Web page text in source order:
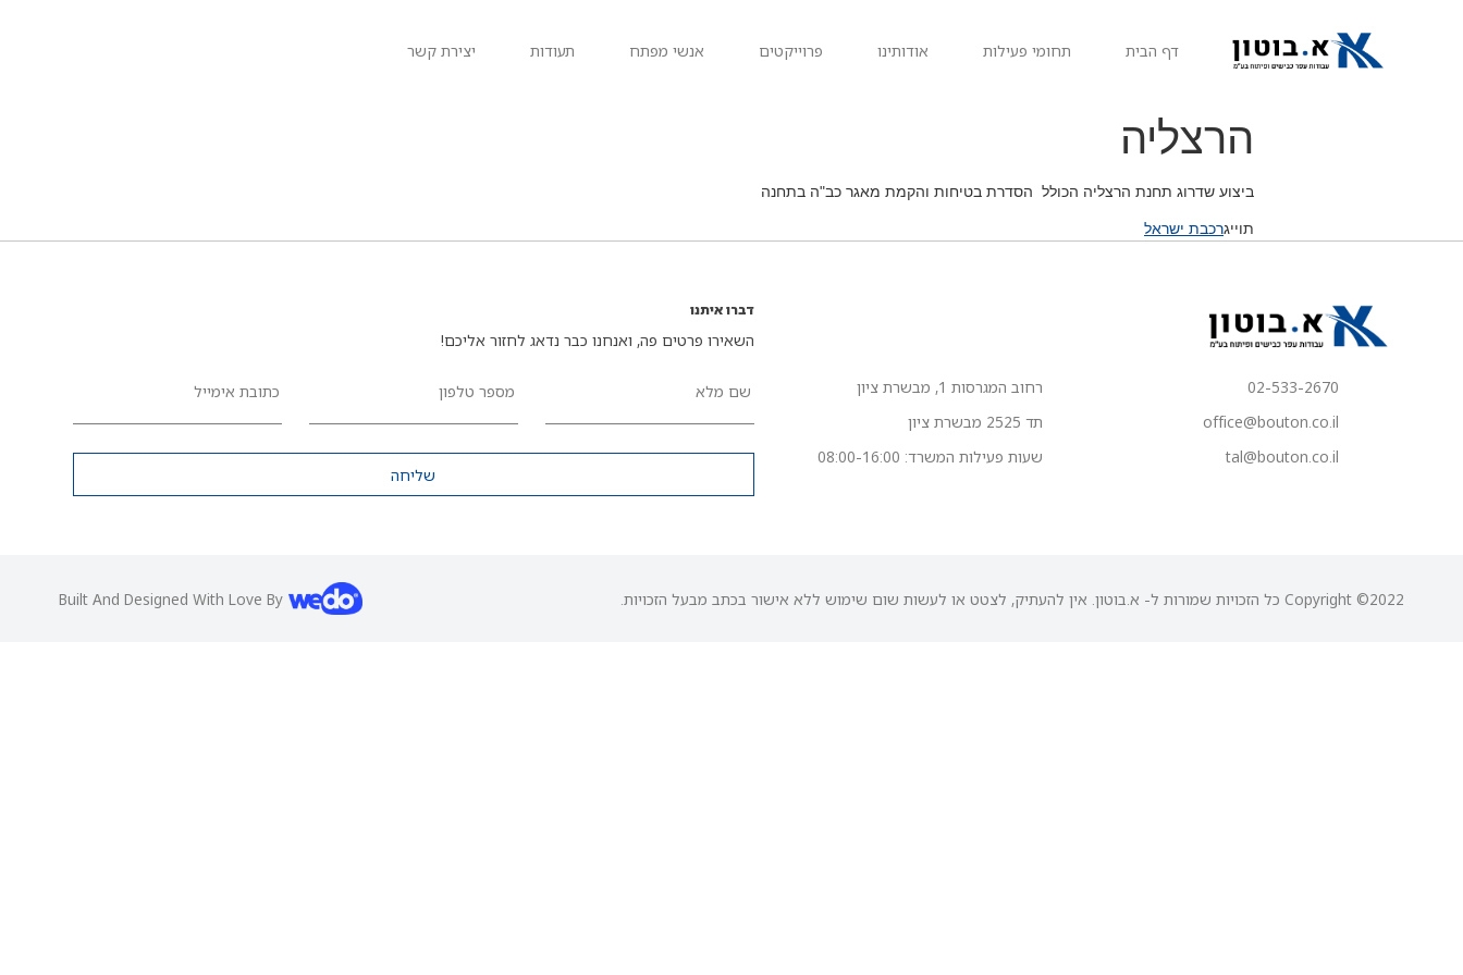
דף הבית תחומי פעילות אודותינו פרוייקטים אנשי מפתח תעודות יצירת קשר
הרצליה
ביצוע שדרוג תחנת הרצליה הכולל הסדרת בטיחות והקמת מאגר כב"ה בתחנה
תוייגרכבת ישראל
02-533-2670
office@bouton.co.il
tal@bouton.co.il
רחוב המגרסות 1, מבשרת ציון
תד 2525 מבשרת ציון
שעות פעילות המשרד: 08:00-16:00
דברו איתנו
השאירו פרטים פה, ואנחנו כבר נדאג לחזור אליכם!
שם מלא מספר טלפון כתובת אימייל
שליחה
Copyright ©2022 כל הזכויות שמורות ל- א.בוטון. אין להעתיק, לצטט או לעשות שום שימוש ללא אישור בכתב מבעל הזכויות. Built And Designed With Love By